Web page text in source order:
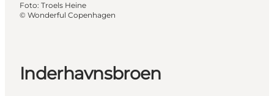
Foto: Troels Heine
© Wonderful Copenhagen
Inderhavnsbroen